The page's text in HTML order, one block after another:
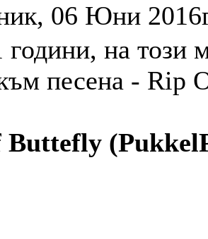
06 Юни
на този
песена - Rip
Buttefly